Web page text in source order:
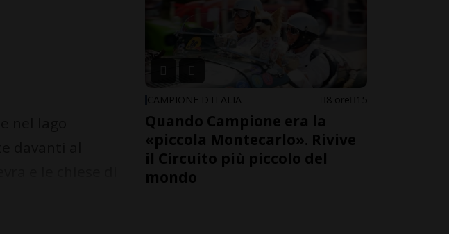
CAMPIONE D'ITALIA 8 ore 15
Quando Campione era la
«piccola Montecarlo». Rivive
il Circuito più piccolo del
mondo